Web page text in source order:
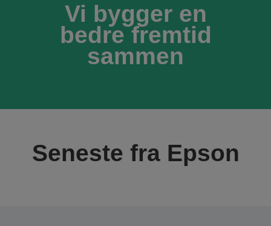
Vi bygger en
bedre fremtid
sammen
Seneste fra Epson